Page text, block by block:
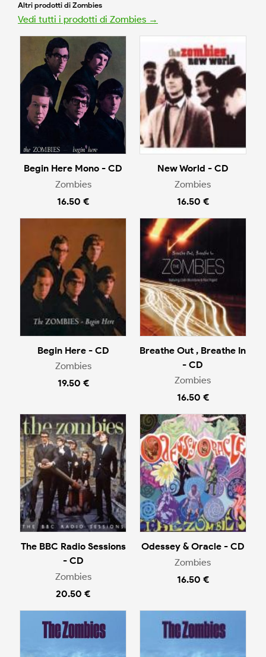
Altri prodotti di Zombies
Vedi tutti i prodotti di Zombies →
Begin Here Mono - CD
Zombies
16.50 €
New World - CD
Zombies
16.50 €
Begin Here - CD
Zombies
19.50 €
Breathe Out , Breathe In
- CD
Zombies
16.50 €
The BBC Radio Sessions
- CD
Zombies
20.50 €
Odessey & Oracle - CD
Zombies
16.50 €